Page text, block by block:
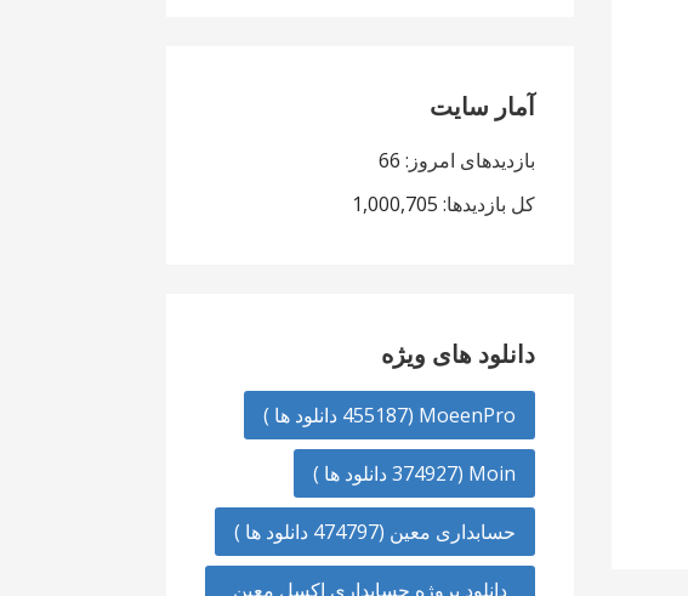
آمار سایت
بازدیدهای امروز: 66
کل بازدیدها: 1,000,705
دانلود های ویژه
MoeenPro (455187 دانلود ها )
Moin (374927 دانلود ها )
حسابداری معین (474797 دانلود ها )
دانلود پروژه حسابداری اکسل معین